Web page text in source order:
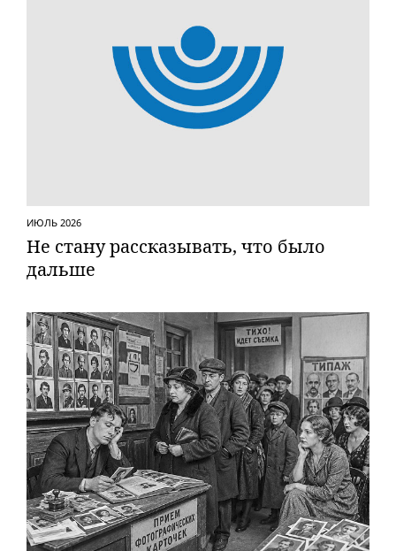
ИЮЛЬ 2026
Не стану рассказывать, что было
дальше